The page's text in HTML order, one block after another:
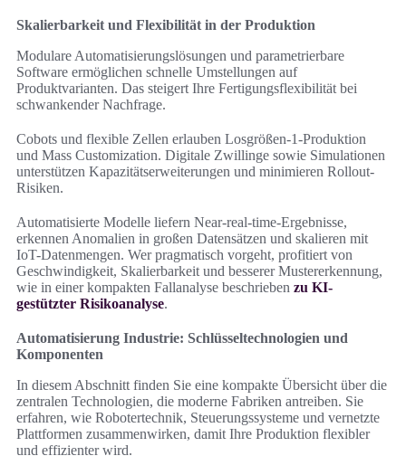
Skalierbarkeit und Flexibilität in der Produktion
Modulare Automatisierungslösungen und parametrierbare
Software ermöglichen schnelle Umstellungen auf
Produktvarianten. Das steigert Ihre Fertigungsflexibilität bei
schwankender Nachfrage.
Cobots und flexible Zellen erlauben Losgrößen-1-Produktion
und Mass Customization. Digitale Zwillinge sowie Simulationen
unterstützen Kapazitätserweiterungen und minimieren Rollout-
Risiken.
Automatisierte Modelle liefern Near‑real‑time-Ergebnisse,
erkennen Anomalien in großen Datensätzen und skalieren mit
IoT-Datenmengen. Wer pragmatisch vorgeht, profitiert von
Geschwindigkeit, Skalierbarkeit und besserer Mustererkennung,
wie in einer kompakten Fallanalyse beschrieben zu KI-
gestützter Risikoanalyse.
Automatisierung Industrie: Schlüsseltechnologien und
Komponenten
In diesem Abschnitt finden Sie eine kompakte Übersicht über die
zentralen Technologien, die moderne Fabriken antreiben. Sie
erfahren, wie Robotertechnik, Steuerungssysteme und vernetzte
Plattformen zusammenwirken, damit Ihre Produktion flexibler
und effizienter wird.